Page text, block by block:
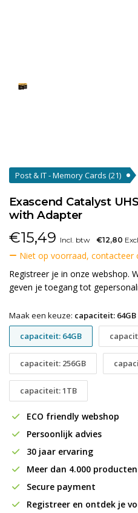
Post & IT - Memory Cards (21)
Exascend Catalyst
with Adapter
€15,49 Incl. btw €12,80
Niet op voorraad, contacteer
Registreer je in onze webshop.
geven je toegang tot
Maak een keuze: capaciteit: 64GB
capaciteit: 64GB
capaciteit: 256GB
capaciteit: 1TB
ECO friendly webshop
Persoonlijk advies
30 jaar ervaring
Meer dan 4.000 producten
Secure payment
Registreer en ontdek je